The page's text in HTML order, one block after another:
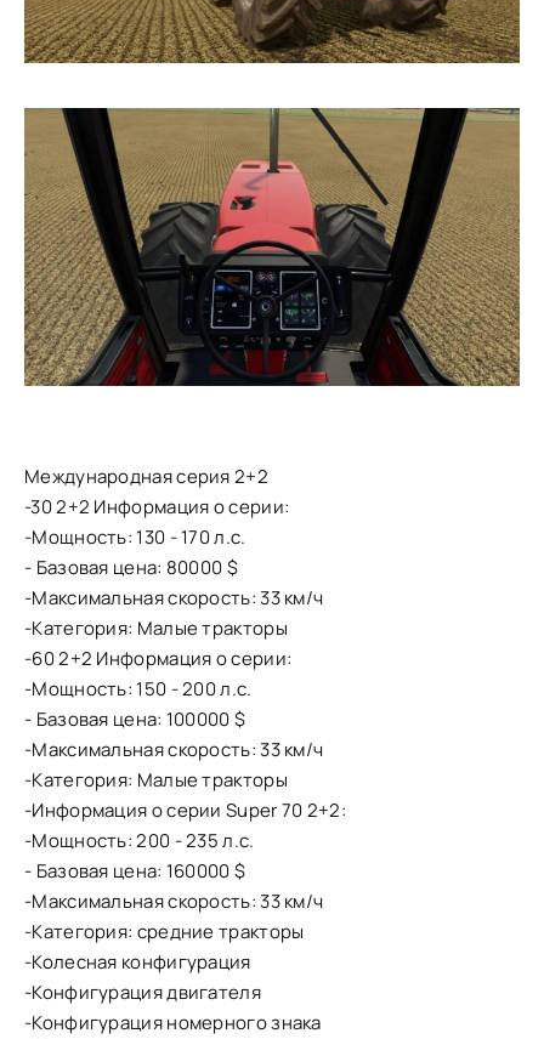
Международная серия 2+2
-30 2+2 Информация о серии:
-Мощность: 130 - 170 л.с.
- Базовая цена: 80000 $
-Максимальная скорость: 33 км/ч
-Категория: Малые тракторы
-60 2+2 Информация о серии:
-Мощность: 150 - 200 л.с.
- Базовая цена: 100000 $
-Максимальная скорость: 33 км/ч
-Категория: Малые тракторы
-Информация о серии Super 70 2+2:
-Мощность: 200 - 235 л.с.
- Базовая цена: 160000 $
-Максимальная скорость: 33 км/ч
-Категория: средние тракторы
-Колесная конфигурация
-Конфигурация двигателя
-Конфигурация номерного знака